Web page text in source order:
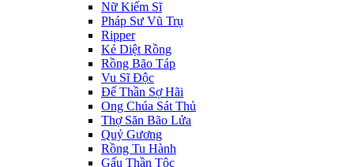
Nữ Kiếm Sĩ
Pháp Sư Vũ Trụ
Ripper
Kẻ Diệt Rồng
Rồng Bão Táp
Vu Sĩ Độc
Đế Thần Sợ Hãi
Ong Chúa Sát Thủ
Thợ Săn Bão Lửa
Quỷ Gương
Rồng Tu Hành
Gấu Thần Tộc